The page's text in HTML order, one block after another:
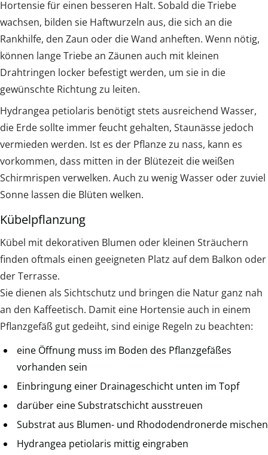
Hortensie für einen besseren Halt. Sobald die Triebe
wachsen, bilden sie Haftwurzeln aus, die sich an die
Rankhilfe, den Zaun oder die Wand anheften. Wenn nötig,
können lange Triebe an Zäunen auch mit kleinen
Drahtringen locker befestigt werden, um sie in die
gewünschte Richtung zu leiten.
Hydrangea petiolaris benötigt stets ausreichend Wasser,
die Erde sollte immer feucht gehalten, Staunässe jedoch
vermieden werden. Ist es der Pflanze zu nass, kann es
vorkommen, dass mitten in der Blütezeit die weißen
Schirmrispen verwelken. Auch zu wenig Wasser oder zuviel
Sonne lassen die Blüten welken.
Kübelpflanzung
Kübel mit dekorativen Blumen oder kleinen Sträuchern
finden oftmals einen geeigneten Platz auf dem Balkon oder
der Terrasse.
Sie dienen als Sichtschutz und bringen die Natur ganz nah
an den Kaffeetisch. Damit eine Hortensie auch in einem
Pflanzgefäß gut gedeiht, sind einige Regeln zu beachten:
eine Öffnung muss im Boden des Pflanzgefäßes
vorhanden sein
Einbringung einer Drainageschicht unten im Topf
darüber eine Substratschicht ausstreuen
Substrat aus Blumen- und Rhododendronerde mischen
Hydrangea petiolaris mittig eingraben